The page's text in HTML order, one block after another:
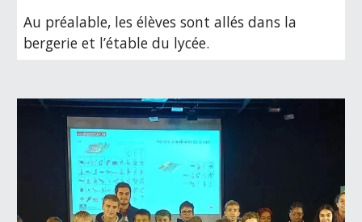
Au préalable, les élèves sont allés dans la
bergerie et l’étable du lycée.